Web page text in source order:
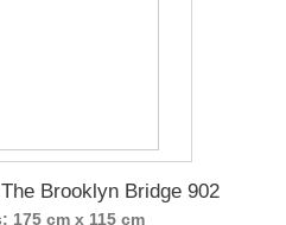
Brooklyn Bridge 902
175 cm x 115 cm